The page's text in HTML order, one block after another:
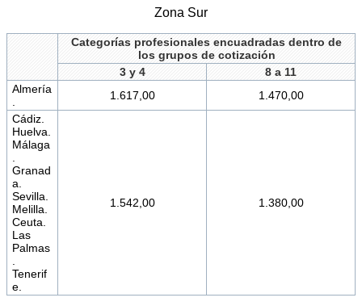
Zona Sur
Categorías profesionales encuadradas dentro de
los grupos de cotización
3 y 4
8 a 11
Almería
.
1.617,00
1.470,00
Cádiz.
Huelva.
Málaga
.
Granad
a.
Sevilla.
Melilla.
Ceuta.
Las
Palmas
.
Tenerif
e.
1.542,00 1.380,00